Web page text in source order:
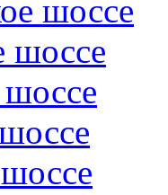
шоссе
шоссе
шоссе